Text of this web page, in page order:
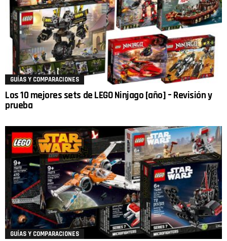
GUÍAS Y COMPARACIONES
Los 10 mejores sets de LEGO Ninjago [año] – Revisión y
prueba
GUÍAS Y COMPARACIONES